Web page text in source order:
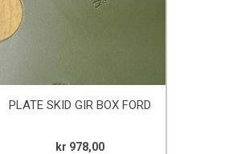
PLATE SKID GIR BOX FORD
kr 978,00